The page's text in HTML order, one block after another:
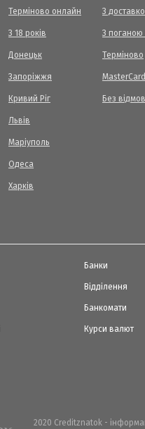
Терміново онлайн
З 18 років
Донецьк
Запоріжжя
Кривий Ріг
Львів
Маріуполь
Одеса
Харків
З
З поганою
Терміново
МasterCard
Без
Банки
Відділення
Банкомати
Курси валют
2020 Creditznatok -